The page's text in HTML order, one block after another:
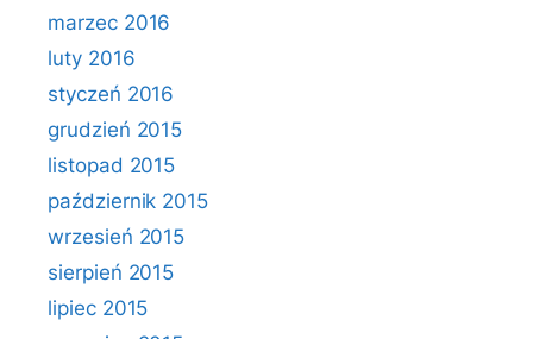
marzec 2016
luty 2016
styczeń 2016
grudzień 2015
listopad 2015
październik 2015
wrzesień 2015
sierpień 2015
lipiec 2015